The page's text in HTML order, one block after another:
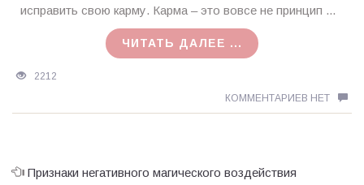
MagicTantra
исправить свою карму. Карма – это вовсе не принцип ...
ЧИТАТЬ ДАЛЕЕ ...
2212
КОММЕНТАРИЕВ НЕТ
Признаки негативного магического воздействия